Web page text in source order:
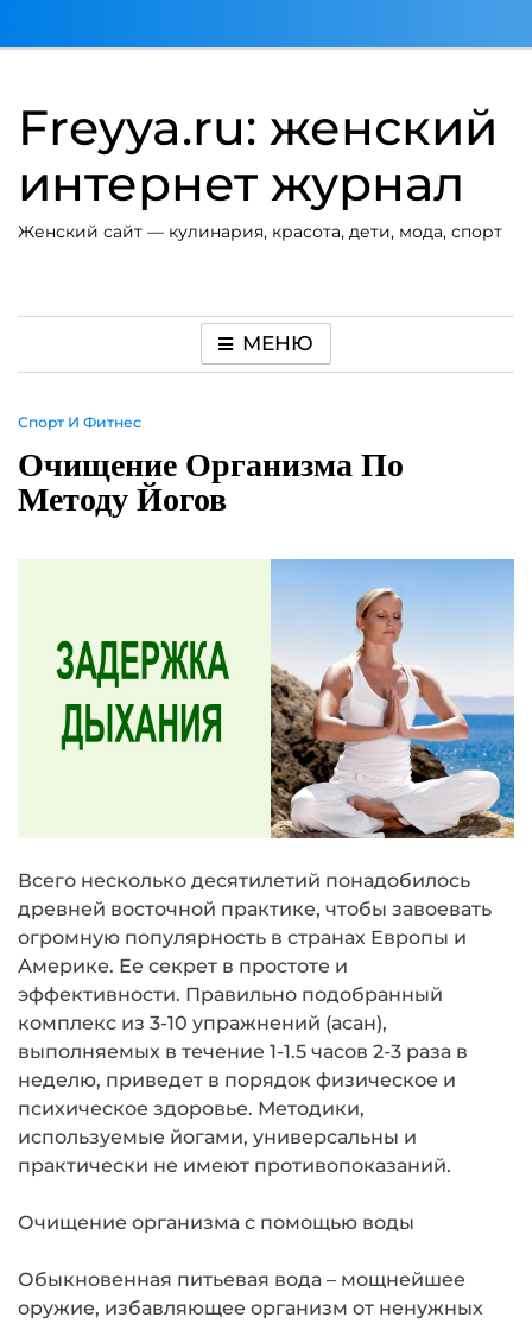
Freyya.ru: женский
интернет журнал
Женский сайт — кулинария, красота, дети, мода, спорт
МЕНЮ
Спорт И Фитнес
Очищение Организма По
Методу Йогов
Всего несколько десятилетий понадобилось
древней восточной практике, чтобы завоевать
огромную популярность в странах Европы и
Америке. Ее секрет в простоте и
эффективности. Правильно подобранный
комплекс из 3-10 упражнений (асан),
выполняемых в течение 1-1.5 часов 2-3 раза в
неделю, приведет в порядок физическое и
психическое здоровье. Методики,
используемые йогами, универсальны и
практически не имеют противопоказаний.
Очищение организма с помощью воды
Обыкновенная питьевая вода – мощнейшее
оружие, избавляющее организм от ненужных